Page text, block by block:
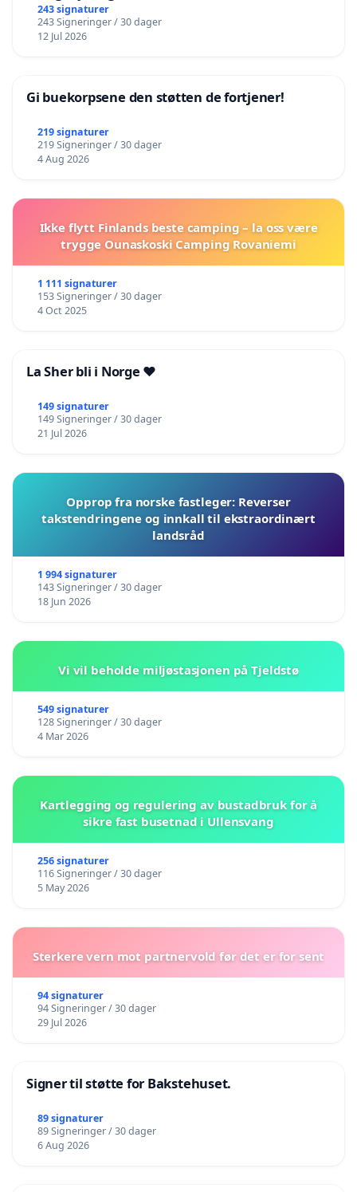
243 signaturer
243 Signeringer / 30 dager
12 Jul 2026
Gi buekorpsene den støtten de fortjener!
219 signaturer
219 Signeringer / 30 dager
4 Aug 2026
Ikke flytt Finlands beste camping – la oss være
trygge Ounaskoski Camping Rovaniemi
1 111 signaturer
153 Signeringer / 30 dager
4 Oct 2025
La Sher bli i Norge ❤️
149 signaturer
149 Signeringer / 30 dager
21 Jul 2026
Opprop fra norske fastleger: Reverser
takstendringene og innkall til ekstraordinært
landsråd
1 994 signaturer
143 Signeringer / 30 dager
18 Jun 2026
Vi vil beholde miljøstasjonen på Tjeldstø
549 signaturer
128 Signeringer / 30 dager
4 Mar 2026
Kartlegging og regulering av bustadbruk for å
sikre fast busetnad i Ullensvang
256 signaturer
116 Signeringer / 30 dager
5 May 2026
Sterkere vern mot partnervold før det er for sent
94 signaturer
94 Signeringer / 30 dager
29 Jul 2026
Signer til støtte for Bakstehuset.
89 signaturer
89 Signeringer / 30 dager
6 Aug 2026